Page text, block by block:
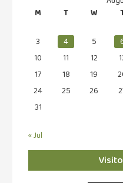
M
T W
3
4 5
10
11 12
17
18 19
24
25 26
31
« Jul